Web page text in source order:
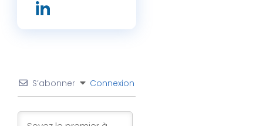
S’abonner Connexion